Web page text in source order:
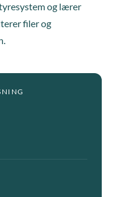
og lærer
filer og